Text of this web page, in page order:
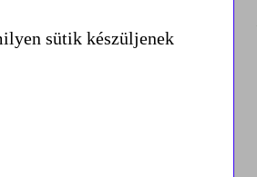
sütik készüljenek